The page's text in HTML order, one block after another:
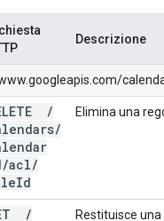
Descrizione
/
/
/acl/
Id
Elimina una
/ Restituisce